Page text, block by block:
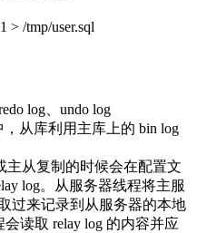
> /tmp/user.sql
log、undo log
从库利用主库上的 bin log
主从复制的时候会在配置文
log。从服务器线程将主服
过来记录到从服务器的本地
读取 relay log 的内容并应